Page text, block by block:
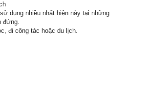
dụng nhiều nhất hiện này tại những
đứng.
đi công tác hoặc du lịch.